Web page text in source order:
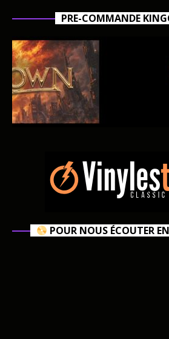
PRE-COMMANDE
POUR NOUS ÉCOUTER